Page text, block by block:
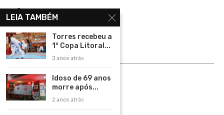
Contato
Política de Privacidade
Rádio Maristela - Ao Vivo
ASSINE
LEIA TAMBÉM
Torres recebeu a
1° Copa Litoral...
3 anos atrás
Idoso de 69 anos
morre após...
2 anos atrás